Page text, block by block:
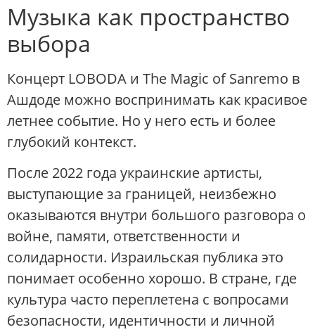
Музыка как пространство
выбора
Концерт LOBODA и The Magic of Sanremo в
Ашдоде можно воспринимать как красивое
летнее событие. Но у него есть и более
глубокий контекст.
После 2022 года украинские артисты,
выступающие за границей, неизбежно
оказываются внутри большого разговора о
войне, памяти, ответственности и
солидарности. Израильская публика это
понимает особенно хорошо. В стране, где
культура часто переплетена с вопросами
безопасности, идентичности и личной